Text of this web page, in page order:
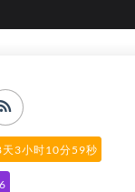
天3小时11分0秒